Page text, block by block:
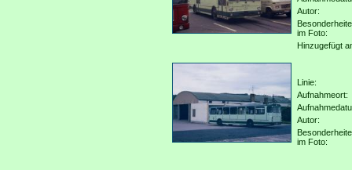
Autor:
im Foto:
Hinzugefügt
Linie:
Aufnahmeort:
Autor:
im Foto: